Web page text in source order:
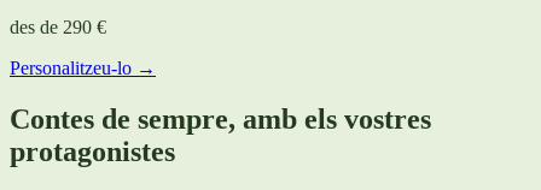
des de 290 €
Personalitzeu-lo →
Contes de sempre, amb els vostres
protagonistes